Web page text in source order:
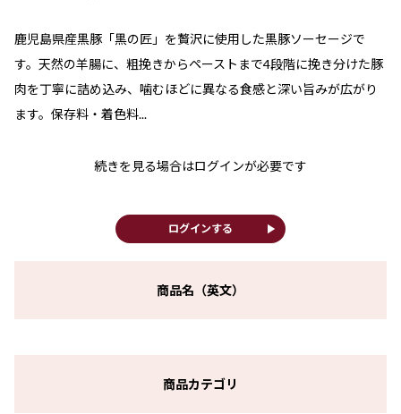
鹿児島県産黒豚「黒の匠」を贅沢に使用した黒豚ソーセージで
す。天然の羊腸に、粗挽きからペーストまで4段階に挽き分けた豚
肉を丁寧に詰め込み、噛むほどに異なる食感と深い旨みが広がり
ます。保存料・着色料...
続きを見る場合はログインが必要です
ログインする play_arrow
商品名（英文）
商品カテゴリ